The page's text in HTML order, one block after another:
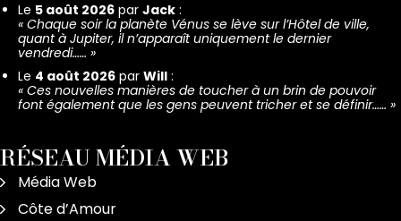
Le 5 août 2026 par Jack :
« Chaque soir la planète Vénus se lève sur l’Hôtel de ville,
quant à Jupiter, il n’apparaît uniquement le dernier
vendredi…… »
Le 4 août 2026 par Will :
« Ces nouvelles manières de toucher à un brin de pouvoir
font également que les gens peuvent tricher et se définir…… »
RÉSEAU MÉDIA WEB
Média Web
Côte d’Amour